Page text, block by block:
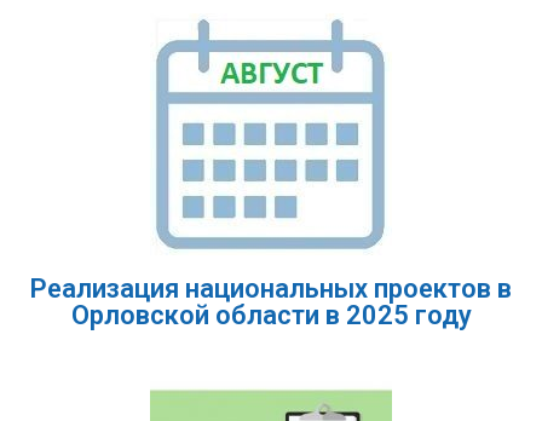
Реализация национальных проектов в
Орловской области в 2025 году